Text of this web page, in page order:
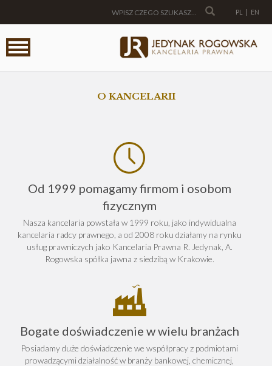
PL | EN
O KANCELARII
Od 1999 pomagamy firmom i osobom
fizycznym
Nasza kancelaria powstała w 1999 roku, jako indywidualna
kancelaria radcy prawnego, a od 2008 roku działamy na rynku
usług prawniczych jako Kancelaria Prawna R. Jedynak, A.
Rogowska spółka jawna z siedzibą w Krakowie.
Bogate doświadczenie w wielu branżach
Posiadamy duże doświadczenie we współpracy z podmiotami
prowadzącymi działalność w branży bankowej, chemicznej,